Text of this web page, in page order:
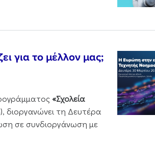
για το μέλλον μας;
«Σχολεία
διοργανώνει τη Δευτέρα
σε συνδιοργάνωση με